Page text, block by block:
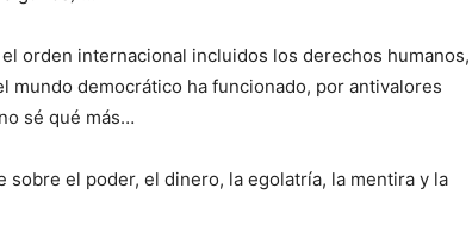
orden internacional incluidos los derechos humanos,
mundo democrático ha funcionado, por antivalores
sé qué más…
sobre el poder, el dinero, la egolatría, la mentira y la